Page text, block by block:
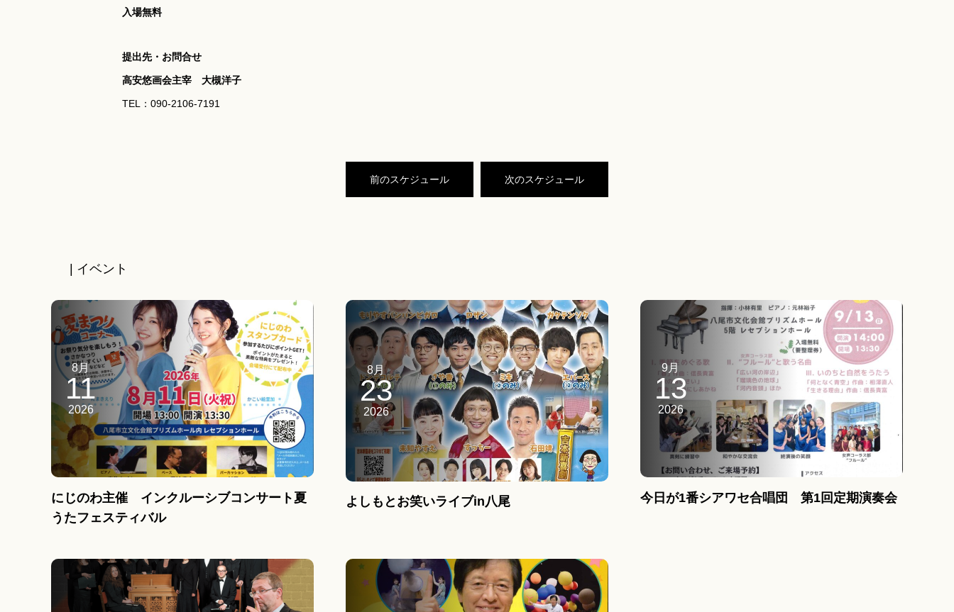
入場無料
提出先・お問合せ
高安悠画会主宰 大槻洋子
TEL：090-2106-7191
前のスケジュール 次のスケジュール
| イベント
8月
11
2026
にじのわ主催 インクルーシブコンサート夏
うたフェスティバル
8月
23
2026
よしもとお笑いライブin八尾
9月
13
2026
今日が1番シアワセ合唱団 第1回定期演奏会